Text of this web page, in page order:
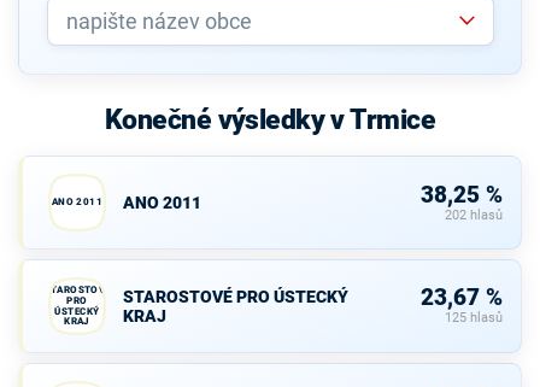
Konečné výsledky v Trmice
ANO 2011 ANO 2011 38,25 %
202 hlasů
STAROSTOVÉ
PRO
ÚSTECKÝ
KRAJ
STAROSTOVÉ PRO ÚSTECKÝ
KRAJ
23,67 %
125 hlasů